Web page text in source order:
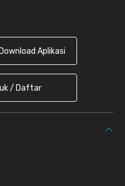
Aplikasi
/ Daftar